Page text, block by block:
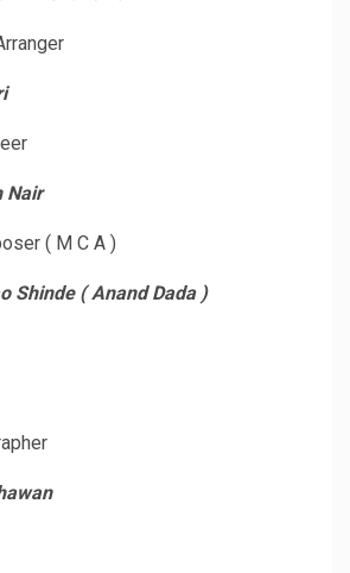
Nair
( M C A )
Shinde ( Anand Dada )